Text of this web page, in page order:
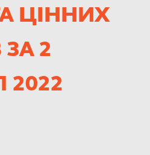
ЦІННИХ
2
2022